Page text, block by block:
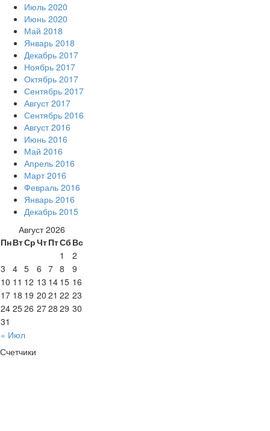
Июль 2020
Июнь 2020
Май 2018
Январь 2018
Декабрь 2017
Ноябрь 2017
Октябрь 2017
Сентябрь 2017
Август 2017
Сентябрь 2016
Август 2016
Июнь 2016
Май 2016
Апрель 2016
Март 2016
Февраль 2016
Январь 2016
Декабрь 2015
Август 2026
ПнВтСрЧтПтСб Вс
« Июл
1
2
3
4 5 6 7 8
9
10 11 12 13 14 15 16
17 18 19 20 21 22 23
24 2526 2728 29 30
31
Счетчики